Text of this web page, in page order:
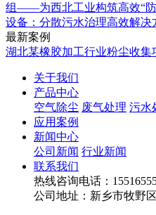
组——为西北工业构筑高效“
设备：分散污水治理高效解决
最新案例
湖北某橡胶加工行业粉尘收集
关于我们
产品中心
空气除尘 废气处理 污水
应用案例
新闻中心
公司新闻 行业新闻
联系我们
热线咨询电话：
公司地址：新乡市牧野